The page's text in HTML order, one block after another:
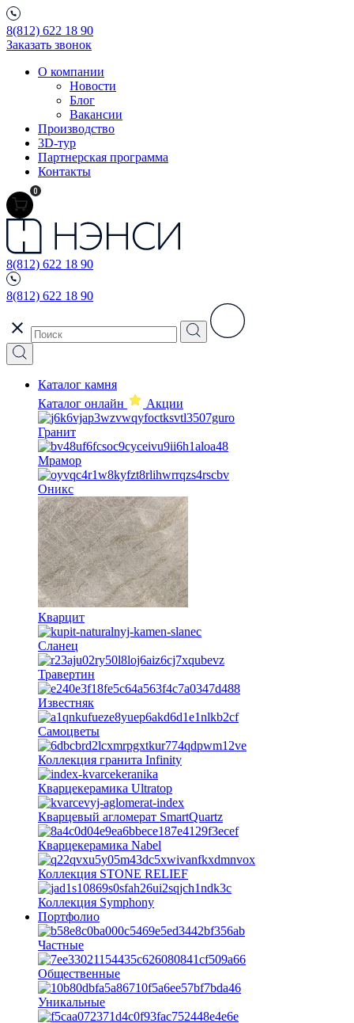
8(812) 622 18 90
Заказать звонок
О компании
Новости
Блог
Вакансии
Производство
3D-тур
Партнерская программа
Контакты
0
8(812) 622 18 90
8(812) 622 18 90
Каталог камня
Каталог онлайн
Акции
Гранит
Мрамор
Оникс
Кварцит
Сланец
Травертин
Известняк
Самоцветы
Коллекция гранита Infinity
Кварцекерамика Ultratop
Кварцевый агломерат SmartQuartz
Кварцекерамика Nabel
Коллекция STONE RELIEF
Коллекция Symphony
Портфолио
Частные
Общественные
Уникальные